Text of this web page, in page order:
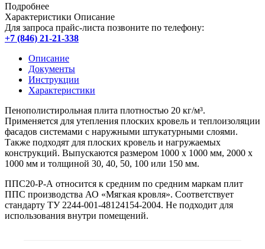
Подробнее
Характеристики Описание
Для запроса прайс-листа позвоните по телефону:
+7 (846) 21-21-338
Описание
Документы
Инструкции
Характеристики
Пенополистирольная плита плотностью 20 кг/м³.
Применяется для утепления плоских кровель и теплоизоляции
фасадов системами с наружными штукатурными слоями.
Также подходят для плоских кровель и нагружаемых
конструкций. Выпускаются размером 1000 х 1000 мм, 2000 х
1000 мм и толщиной 30, 40, 50, 100 или 150 мм.
ППС20-Р-А относится к средним по средним маркам плит
ППС производства АО «Мягкая кровля». Соответствует
стандарту ТУ 2244-001-48124154-2004. Не подходит для
использования внутри помещений.